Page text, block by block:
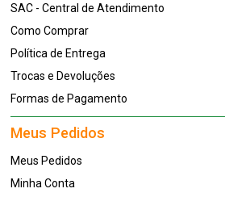
SAC - Central de Atendimento
Como Comprar
Política de Entrega
Trocas e Devoluções
Formas de Pagamento
Meus Pedidos
Meus Pedidos
Minha Conta